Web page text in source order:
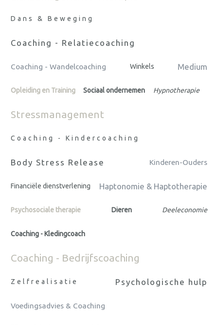
Dans & Beweging
Coaching - Relatiecoaching
Coaching - Wandelcoaching Winkels Medium
Opleiding en Training Sociaal ondernemen Hypnotherapie
Stressmanagement
Coaching - Kindercoaching
Body Stress Release Kinderen-Ouders
Financiële dienstverlening Haptonomie & Haptotherapie
Psychosociale therapie Dieren Deeleconomie
Coaching - Kledingcoach
Coaching - Bedrijfscoaching
Zelfrealisatie Psychologische hulp
Voedingsadvies & Coaching